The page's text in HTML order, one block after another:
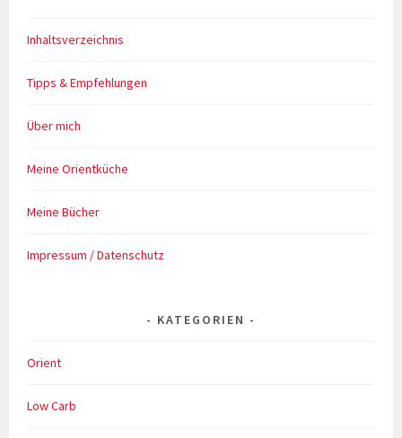
Inhaltsverzeichnis
Tipps & Empfehlungen
Über mich
Meine Orientküche
Meine Bücher
Impressum / Datenschutz
KATEGORIEN
Orient
Low Carb